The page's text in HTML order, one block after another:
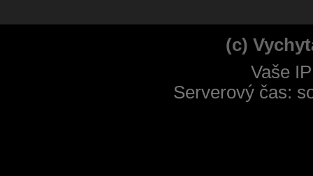
(c)
Vaše
Serverový čas: